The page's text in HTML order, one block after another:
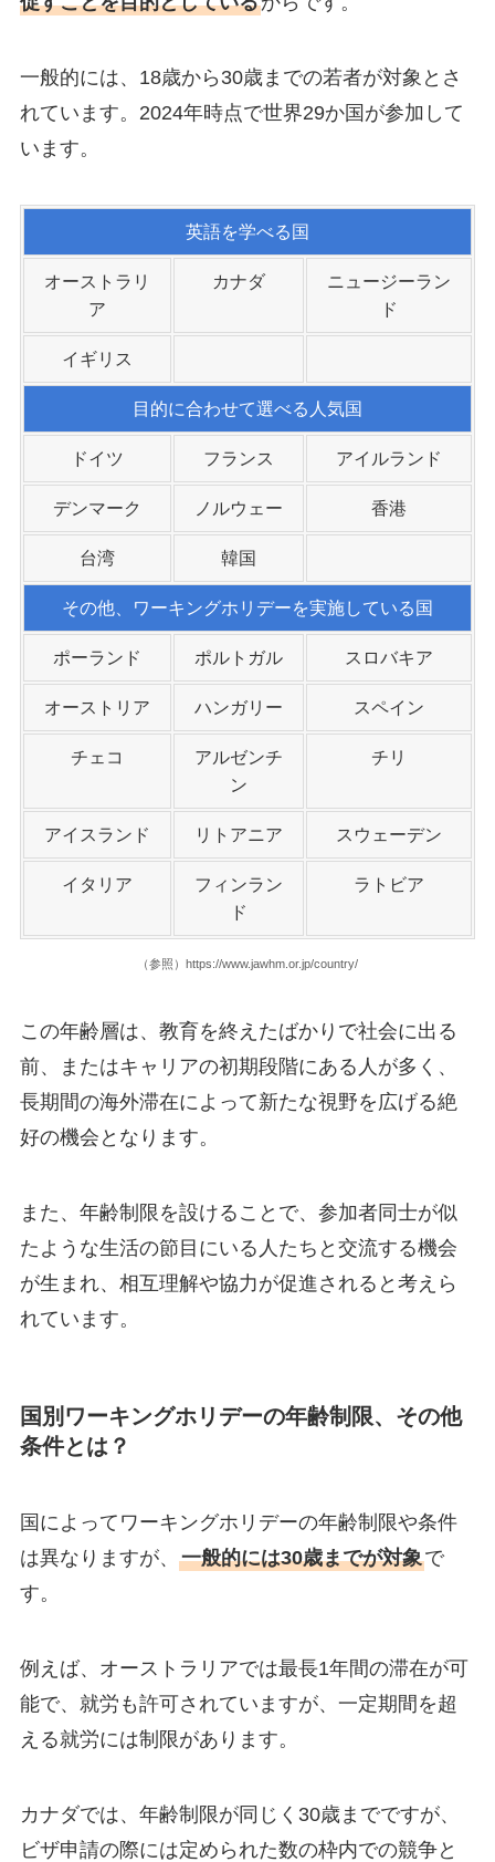
一般的には、18歳から30歳までの若者が対象とさ
れています。2024年時点で世界29か国が参加して
います。
英語を学べる国
オーストラリ
ア
カナダ
ニュージーラン
ド
イギリス
目的に合わせて選べる人気国
ドイツ フランス アイルランド
デンマーク ノルウェー 香港
台湾 韓国
その他、ワーキングホリデーを実施している国
ポーランド ポルトガル スロバキア
オーストリア ハンガリー スペイン
チェコ
アルゼンチ
ン
チリ
アイスランド リトアニア スウェーデン
イタリア
フィンラン
ド
ラトビア
（参照）https://www.jawhm.or.jp/country/
この年齢層は、教育を終えたばかりで社会に出る
前、またはキャリアの初期段階にある人が多く、
長期間の海外滞在によって新たな視野を広げる絶
好の機会となります。
また、年齢制限を設けることで、参加者同士が似
たような生活の節目にいる人たちと交流する機会
が生まれ、相互理解や協力が促進されると考えら
れています。
国別ワーキングホリデーの年齢制限、その他
条件とは？
国によってワーキングホリデーの年齢制限や条件
は異なりますが、 一般的には30歳までが対象で
す。
例えば、オーストラリアでは最長1年間の滞在が可
能で、就労も許可されていますが、一定期間を超
える就労には制限があります。
カナダでは、年齢制限が同じく30歳までですが、
ビザ申請の際には定められた数の枠内での競争と